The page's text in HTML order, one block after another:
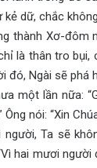
kẻ dữ, chắc
thành Xơ-đôm
là thân tro
đó, Ngài sẽ phá
một lần nữa:
Ông nói: “Xin
Ta sẽ
hai mươi